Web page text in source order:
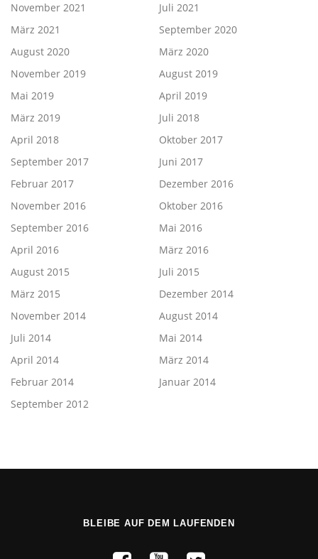
November 2021
Juli 2021
März 2021
September 2020
August 2020
März 2020
November 2019
August 2019
Mai 2019
April 2019
März 2019
Juli 2018
April 2018
Oktober 2017
September 2017
Juni 2017
Februar 2017
Dezember 2016
November 2016
Oktober 2016
September 2016
Mai 2016
April 2016
März 2016
August 2015
Juli 2015
März 2015
Dezember 2014
November 2014
August 2014
Juli 2014
Mai 2014
April 2014
März 2014
Februar 2014
Januar 2014
September 2012
BLEIBE AUF DEM LAUFENDEN